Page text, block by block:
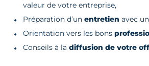
valeur de votre entreprise,
Préparation d’un entretien avec
Orientation vers les bons
Conseils à la diffusion de votre